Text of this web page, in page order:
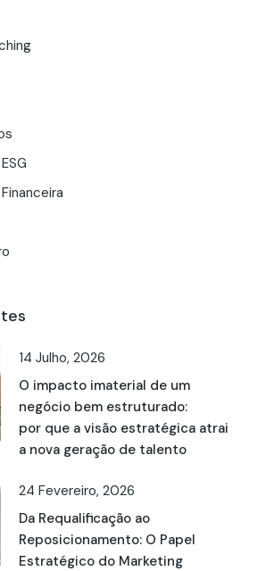
14 Julho, 2026
O impacto imaterial de um
negócio bem estruturado:
por que a visão estratégica atrai
a nova geração de talento
24 Fevereiro, 2026
Da Requalificação ao
Reposicionamento: O Papel
Estratégico do Marketing